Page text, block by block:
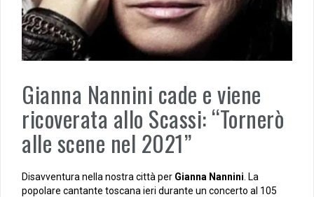
Gianna Nannini cade e viene
ricoverata allo Scassi: “Tornerò
alle scene nel 2021”
Disavventura nella nostra città per Gianna Nannini . La
popolare cantante toscana ieri durante un concerto al 105